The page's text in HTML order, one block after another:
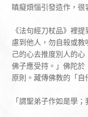
瞋癡煩惱引發造作，
《法句經刀杖品》裡
慮到他人，勿自殺或
己的心去推度別人的
佛子應受持。」佛陀於
原則。藏傳佛教的「
「謂聖弟子作如是學